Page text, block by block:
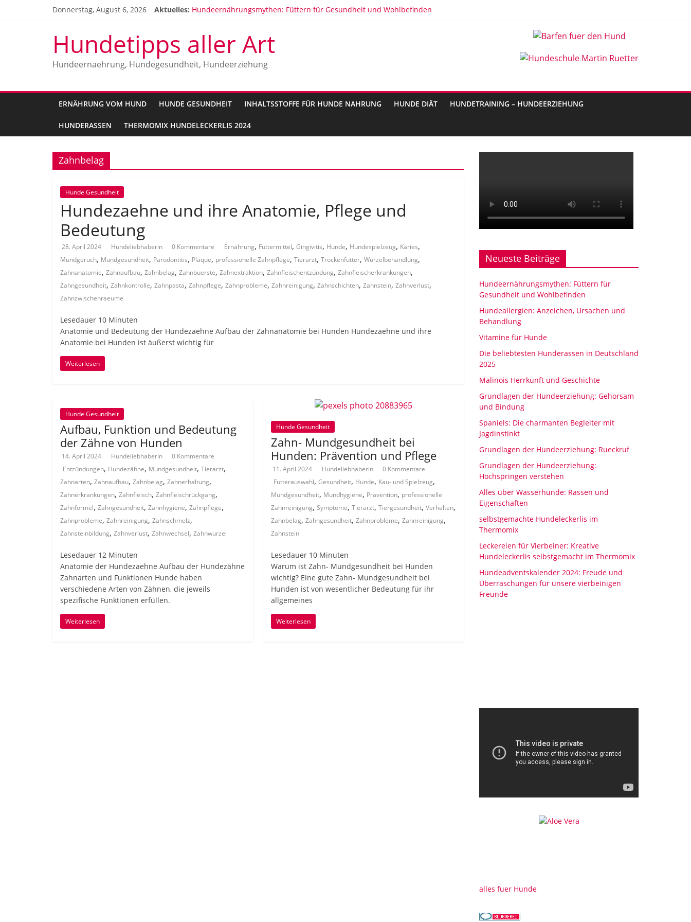
Donnerstag, August 6, 2026 Aktuelles: Hundeernährungsmythen: Füttern für Gesundheit und Wohlbefinden
Die beliebtesten Hunderassen in Deutschland 2025
Malinois Herrkunft und Geschichte
Hundetipps aller Art
Hundeernaehrung, Hundegesundheit, Hundeerziehung
ERNÄHRUNG VOM HUND HUNDE GESUNDHEIT INHALTSSTOFFE FÜR HUNDE NAHRUNG HUNDE DIÄT HUNDETRAINING – HUNDEERZIEHUNG
HUNDERASSEN THERMOMIX HUNDELECKERLIS 2024
Zahnbelag
Hunde Gesundheit
Hundezaehne und ihre Anatomie, Pflege und
Bedeutung
28. April 2024 Hundeliebhaberin 0 Kommentare Ernährung, Futtermittel, Gingivitis, Hunde, Hundespielzeug, Karies,
Mundgeruch, Mundgesundheit, Parodontitis, Plaque, professionelle Zahnpflege, Tierarzt, Trockenfutter, Wurzelbehandlung,
Zahnanatomie, Zahnaufbau, Zahnbelag, Zahnbuerste, Zahnextraktion, Zahnfleischentzündung, Zahnfleischerkrankungen,
Zahngesundheit, Zahnkontrolle, Zahnpasta, Zahnpflege, Zahnprobleme, Zahnreinigung, Zahnschichten, Zahnstein, Zahnverlust,
Zahnzwischenraeume
Lesedauer 10 Minuten
Anatomie und Bedeutung der Hundezaehne Aufbau der Zahnanatomie bei Hunden Hundezaehne und ihre
Anatomie bei Hunden ist äußerst wichtig für
Weiterlesen
Hunde Gesundheit
Aufbau, Funktion und Bedeutung
der Zähne von Hunden
14. April 2024 Hundeliebhaberin
0 Kommentare
Entzündungen, Hundezähne, Mundgesundheit, Tierarzt,
Zahnarten, Zahnaufbau, Zahnbelag, Zahnerhaltung,
Zahnerkrankungen, Zahnfleisch, Zahnfleischrückgang,
Zahnformel, Zahngesundheit, Zahnhygiene, Zahnpflege,
Zahnprobleme, Zahnreinigung, Zahnschmelz,
Zahnsteinbildung, Zahnverlust, Zahnwechsel, Zahnwurzel
Lesedauer 12 Minuten
Anatomie der Hundezaehne Aufbau der Hundezähne
Zahnarten und Funktionen Hunde haben
verschiedene Arten von Zähnen, die jeweils
spezifische Funktionen erfüllen.
Weiterlesen
Hunde Gesundheit
Zahn- Mundgesundheit bei
Hunden: Prävention und Pflege
11. April 2024 Hundeliebhaberin
0 Kommentare
Futterauswahl,Gesundheit, Hunde, Kau- und Spielzeug,
Mundgesundheit, Mundhygiene, Prävention, professionelle
Zahnreinigung,Symptome,Tierarzt,Tiergesundheit,Verhalten,
Zahnbelag,Zahngesundheit,Zahnprobleme,Zahnreinigung,
Zahnstein
Lesedauer 10 Minuten
Warum ist Zahn- Mundgesundheit bei Hunden
wichtig? Eine gute Zahn- Mundgesundheit bei
Hunden ist von wesentlicher Bedeutung für ihr
allgemeines
Weiterlesen
Neueste Beiträge
Hundeernährungsmythen: Füttern für
Gesundheit und Wohlbefinden
Hundeallergien: Anzeichen, Ursachen und
Behandlung
Vitamine für Hunde
Die beliebtesten Hunderassen in Deutschland
2025
Malinois Herrkunft und Geschichte
Grundlagen der Hundeerziehung: Gehorsam
und Bindung
Spaniels: Die charmanten Begleiter mit
Jagdinstinkt
Grundlagen der Hundeerziehung: Rueckruf
Grundlagen der Hundeerziehung:
Hochspringen verstehen
Alles über Wasserhunde: Rassen und
Eigenschaften
selbstgemachte Hundeleckerlis im
Thermomix
Leckereien für Vierbeiner: Kreative
Hundeleckerlis selbstgemacht im Thermomix
Hundeadventskalender 2024: Freude und
Überraschungen für unsere vierbeinigen
Freunde
alles fuer Hunde